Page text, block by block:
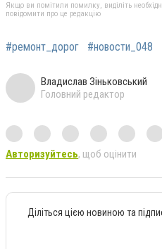
Якщо ви помітили помилку, виділіть
повідомити про це редакцію
#ремонт_дорог #новости_048
Владислав Зіньковський
Головний редактор
Авторизуйтесь, щоб оцінити
Діліться цією новиною та